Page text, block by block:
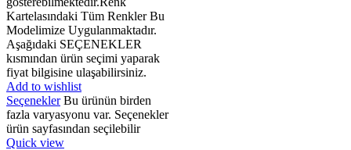
Kartelasındaki Tüm Renkler Bu
Modelimize Uygulanmaktadır.
Aşağıdaki SEÇENEKLER
kısmından ürün seçimi yaparak
fiyat bilgisine ulaşabilirsiniz.
Add to wishlist
Seçenekler Bu ürünün birden
fazla varyasyonu var. Seçenekler
ürün sayfasından seçilebilir
Quick view